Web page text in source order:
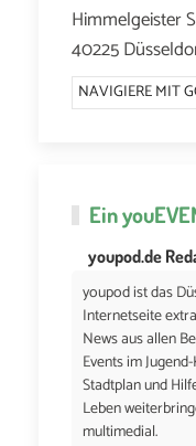
Himmelgeister
40225
NAVIGIERE MIT
Ein
youpod.de
youpod ist das
Internetseite
News aus allen
Events im
Stadtplan und
Leben
multimedial.